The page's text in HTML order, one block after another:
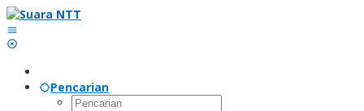
Lewati
ke
konten
Pencarian